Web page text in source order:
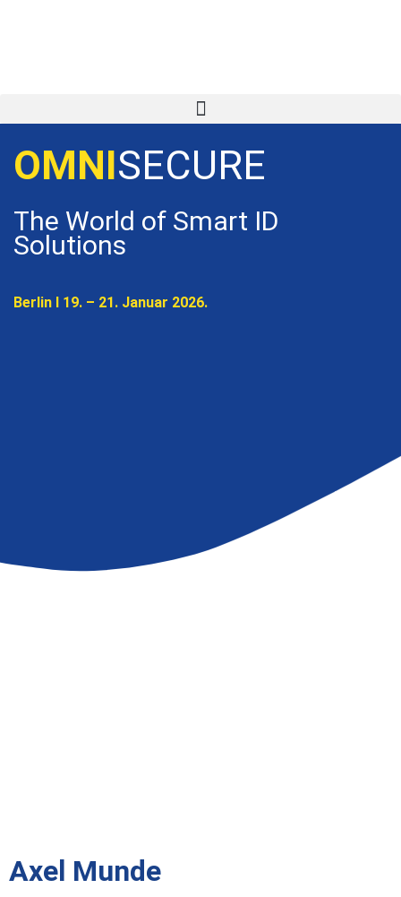
OMNISECURE
The World of Smart ID
Solutions
Berlin I 19. – 21. Januar 2026.
Axel Munde